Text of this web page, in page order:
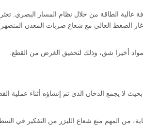
عالية الطاقة من خلال نظام المسار البصري.
الضغط العالي مع شعاع ضربات المعدن المنصهر
أخيرا شق، وذلك لتحقيق الغرض من القطع.
لا يجمع الدخان الذي تم إنشاؤه أثناء عملية
من المهم منع شعاع الليزر من التفكير في